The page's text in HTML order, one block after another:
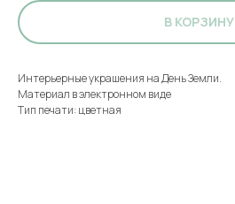
В КОРЗИНУ
Интерьерные украшения на День Земли.
Материал в электронном виде
Тип печати: цветная